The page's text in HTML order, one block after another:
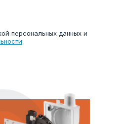
персональных данных и